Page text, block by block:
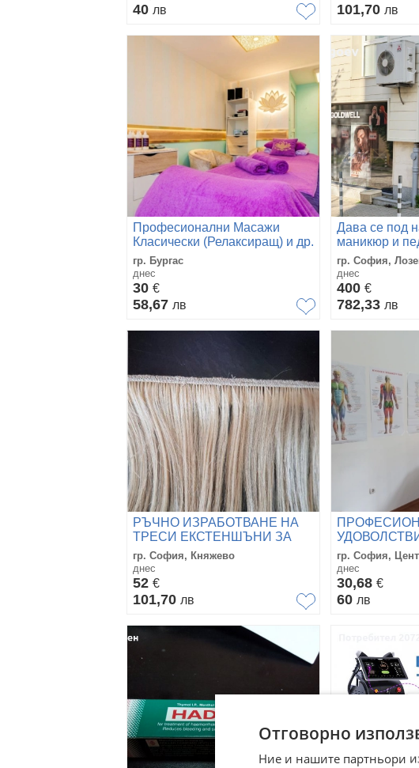
40 лв 101,70 лв
Професионални Масажи
Класически (Релаксиращ) и др.
гр. Бургас
днес
30 €
58,67 лв
Дава се под
маникюр и
гр. София,
днес
400 €
782,33 лв
РЪЧНО ИЗРАБОТВАНЕ НА
ТРЕСИ ЕКСТЕНШЪНИ ЗА
УДЪЛЖАВАНЕ НА КОСА.
гр. София, Княжево
днес
52 €
101,70 лв
НА 100%
гр. София,
днес
30,68 €
60 лв
Отговорно
Ние и нашите партньори